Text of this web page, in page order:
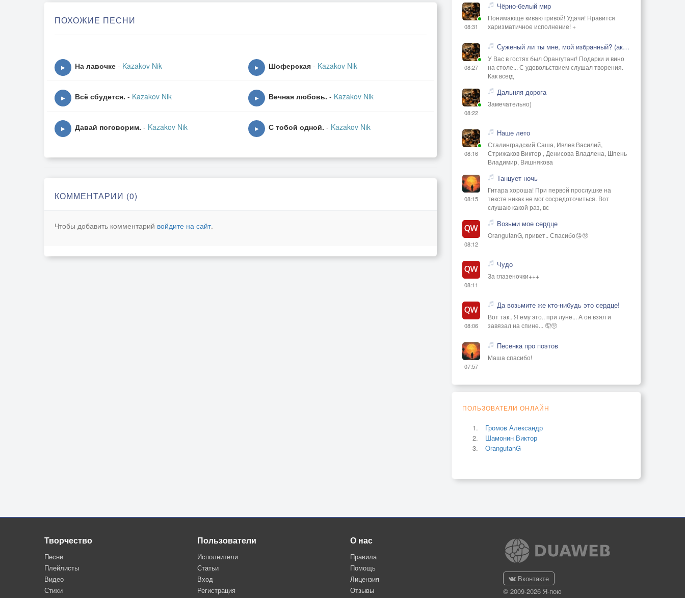
ПОХОЖИЕ ПЕСНИ
▶ На лавочке - Kazakov Nik ▶ Шоферская - Kazakov Nik
▶ Всё сбудется. - Kazakov Nik ▶ Вечная любовь. - Kazakov Nik
▶ Давай поговорим. - Kazakov Nik ▶ С тобой одной. - Kazakov Nik
КОММЕНТАРИИ (0)
Чтобы добавить комментарий войдите на сайт.
08:31
Чёрно-белый мир
Понимающе киваю гривой! Удачи! Нравится
харизматичное исполнение! +
08:27
Суженый ли ты мне, мой избранный? (акустика)
У Вас в гостях был Орангутанг! Подарки и вино
на столе... С удовольствием слушал творения.
Как всегд
08:22
Дальняя дорога
Замечательно)
08:16
Наше лето
Сталинградский Саша, Ивлев Василий,
Стрижаков Виктор , Денисова Владлена, Шпень
Владимир, Вишнякова
08:15
Танцует ночь
Гитара хороша! При первой прослушке на
тексте никак не мог сосредоточиться. Вот
слушаю какой раз, вс
08:12
Возьми мое сердце
OrangutanG, привет.. Спасибо😘🥹
08:11
Чудо
За глазеночки+++
08:06
Да возьмите же кто-нибудь это сердце!
Вот так.. Я ему это.. при луне... А он взял и
завязал на спине... 🤦🥺
07:57
Песенка про поэтов
Маша спасибо!
ПОЛЬЗОВАТЕЛИ ОНЛАЙН
Громов Александр
Шамонин Виктор
OrangutanG
Творчество
Песни
Плейлисты
Видео
Стихи
Пользователи
Исполнители
Статьи
Вход
Регистрация
О нас
Правила
Помощь
Лицензия
Отзывы
Вконтакте
© 2009-2026 Я-пою